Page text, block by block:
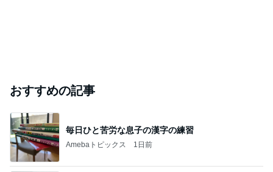
おすすめの記事
毎日ひと苦労な息子の漢字の練習
Amebaトピックス 1日前